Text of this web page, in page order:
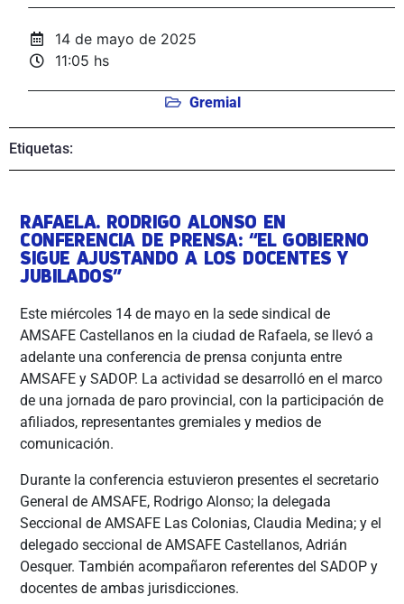
14 de mayo de 2025
11:05 hs
Gremial
Etiquetas:
RAFAELA. RODRIGO ALONSO EN
CONFERENCIA DE PRENSA: “EL GOBIERNO
SIGUE AJUSTANDO A LOS DOCENTES Y
JUBILADOS”
Este miércoles 14 de mayo en la sede sindical de
AMSAFE Castellanos en la ciudad de Rafaela, se llevó a
adelante una conferencia de prensa conjunta entre
AMSAFE y SADOP. La actividad se desarrolló en el marco
de una jornada de paro provincial, con la participación de
afiliados, representantes gremiales y medios de
comunicación.
Durante la conferencia estuvieron presentes el secretario
General de AMSAFE, Rodrigo Alonso; la delegada
Seccional de AMSAFE Las Colonias, Claudia Medina; y el
delegado seccional de AMSAFE Castellanos, Adrián
Oesquer. También acompañaron referentes del SADOP y
docentes de ambas jurisdicciones.